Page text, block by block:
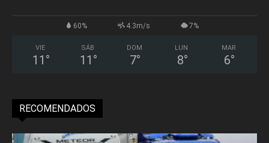
60% 4.3m/s 7%
VIE
11 °
SÁB
11 °
DOM
7°
LUN
8°
MAR
6°
RECOMENDADOS